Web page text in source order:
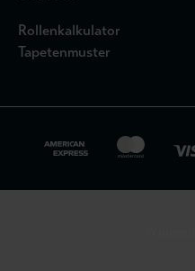
Rollenkalkulator
Tapetenmuster